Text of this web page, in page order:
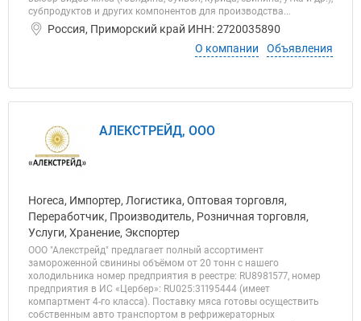
субпродуктов и других компонентов для производства...
Россия, Приморский край ИНН: 2720035890
О компании
Объявления
АЛЕКСТРЕЙД, ООО
Horeca, Импортер, Логистика, Оптовая торговля,
Переработчик, Производитель, Розничная торговля,
Услуги, Хранение, Экспортер
ООО "Алекстрейд" предлагает полный ассортимент
замороженной свинины объёмом от 20 тонн с нашего
холодильника номер предприятия в реестре: RU8981577, номер
предприятия в ИС «Цербер»: RU025:31195444 (имеет
компартмент 4-го класса). Поставку мяса готовы осуществить
собственным авто транспортом в рефрижераторных